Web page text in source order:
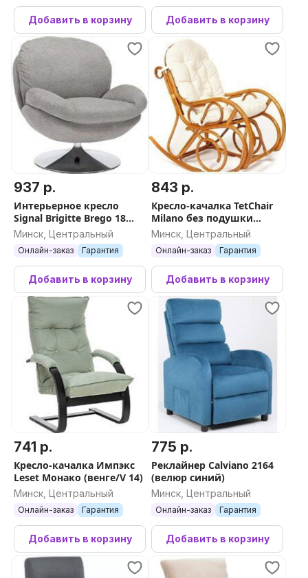
Добавить в корзину Добавить в корзину
937 р.
Интерьерное кресло
Signal Brigitte Brego 18
(серый/хром)
Минск, Центральный
Онлайн-заказ Гарантия
Добавить в корзину
843 р.
Кресло-качалка TetChair
Milano без подушки
(коньяк)
Минск, Центральный
Онлайн-заказ Гарантия
Добавить в корзину
741 р.
Кресло-качалка Импэкс
Leset Монако (венге/V 14)
Минск, Центральный
Онлайн-заказ Гарантия
Добавить в корзину
775 р.
Реклайнер Calviano 2164
(велюр синий)
Минск, Центральный
Онлайн-заказ Гарантия
Добавить в корзину